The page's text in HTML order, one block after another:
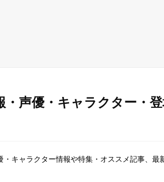
声優・キャラクター・
キャラクター情報や特集・オススメ記事、最